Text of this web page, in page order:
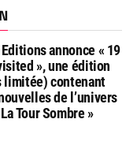
annonce « 19
», une édition
limitée) contenant
de l’univers
Tour Sombre »